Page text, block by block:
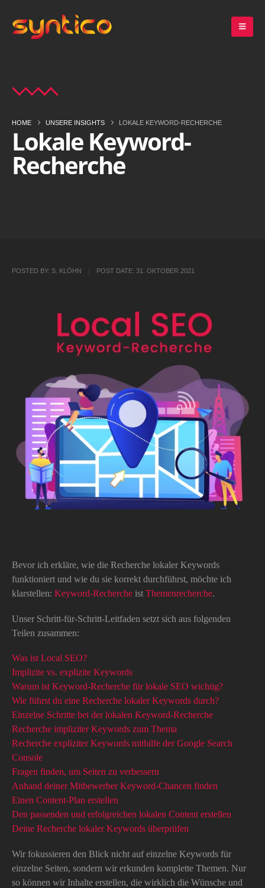
HOME UNSERE INSIGHTS LOKALE KEYWORD-RECHERCHE
Lokale Keyword-
Recherche
POSTED BY: S. KLÖHN POST DATE: 31. OKTOBER 2021
Bevor ich erkläre, wie die Recherche lokaler Keywords
funktioniert und wie du sie korrekt durchführst, möchte ich
klarstellen: Keyword-Recherche ist Themenrecherche.
Unser Schritt-für-Schritt-Leitfaden setzt sich aus folgenden
Teilen zusammen:
Was ist Local SEO?
Implizite vs. explizite Keywords
Warum ist Keyword-Recherche für lokale SEO wichtig?
Wie führst du eine Recherche lokaler Keywords durch?
Einzelne Schritte bei der lokalen Keyword-Recherche
Recherche impliziter Keywords zum Thema
Recherche expliziter Keywords mithilfe der Google Search
Console
Fragen finden, um Seiten zu verbessern
Anhand deiner Mitbewerber Keyword-Chancen finden
Einen Content-Plan erstellen
Den passenden und erfolgreichen lokalen Content erstellen
Deine Recherche lokaler Keywords überprüfen
Wir fokussieren den Blick nicht auf einzelne Keywords für
einzelne Seiten, sondern wir erkunden komplette Themen. Nur
so können wir Inhalte erstellen, die wirklich die Wünsche und